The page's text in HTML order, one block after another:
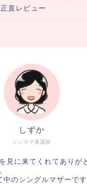
直レビュー
シンママ看護師
しずか
見に来てくれてありが
中のシングルマザーです